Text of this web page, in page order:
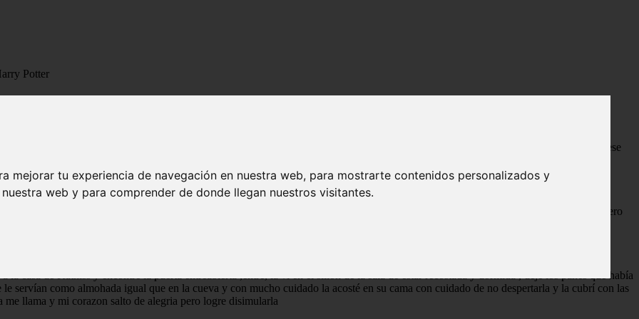
mejorar tu experiencia de navegación en nuestra web, para mostrarte contenidos personalizados y
web y para comprender de donde llegan nuestros visitantes.
Potter
de Harry Potter
la aldea de los vencedores y lo primero que veo son los cuadros en los que pinte a Katniss en diversas situaciones como cuando le di ese
me animaba a hablarle.
pero era muy leve, estaba decidido a obtener solo una cosa en el día de hoy , iba reconquistar a Katniss pero no sabia como hablarle
comenzaba a balbucear y me sentía como un estúpido.
"te amo" salieran de mi boca solo para explicarle pero el miedo a que me diga que no siente lo mismo me hace temblar de miedo, pero
rechazaba o no, ella iba a tener un amigo en quien confiar ya que Gale no iba a esta estorbando y Katniss no tenia nada mas que a
la casa de Katniss y encontré la puerta entreabierta ,entre, la vi en el sillón de la sala de estar recostada y dormida , deje los panes que había
servían como almohada igual que en la cueva y con mucho cuidado la acosté en su cama con cuidado de no despertarla y la cubrí con las
me llama y mi corazon salto de alegria pero logre disimularla